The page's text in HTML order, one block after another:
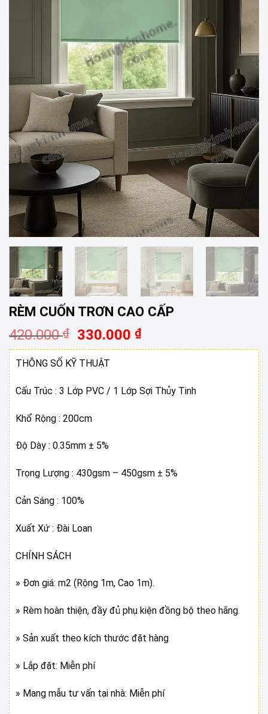
RÈM CUỐN TRƠN CAO CẤP
420.000₫
Giá
gốc
là:
330.000 ₫Giá
hiện
330.000 ₫.
THÔNG SỐ KỸ THUẬT
Cấu Trúc : 3 Lớp PVC / 1 Lớp Sợi Thủy Tinh
Khổ Rộng : 200cm
Độ Dày : 0.35mm ± 5%
Trọng Lượng : 430gsm – 450gsm ± 5%
Cản Sáng : 100%
Xuất Xứ : Đài Loan
CHÍNH SÁCH
» Đơn giá: m2 (Rộng 1m, Cao 1m).
» Rèm hoàn thiện, đầy đủ phụ kiện đồng bộ theo hãng.
» Sản xuất theo kích thước đặt hàng
» Lắp đặt: Miễn phí
» Mang mẫu tư vấn tại nhà: Miễn phí